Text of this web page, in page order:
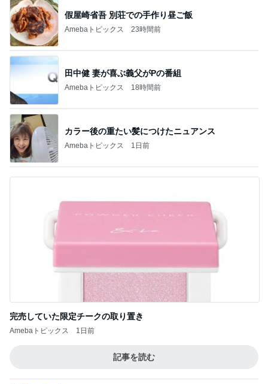
假屋崎省吾 別荘での手作り昼ご飯
Amebaトピックス 23時間前
田中健 妻が喜ぶ義父がPの番組
Amebaトピックス 18時間前
カラー後の重たい髪につけたニュアンス
Amebaトピックス 1日前
完売していた限定チークの取り置き
Amebaトピックス 1日前
記事を読む